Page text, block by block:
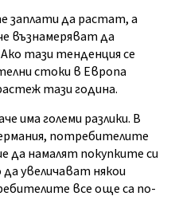
заплати да растат, а
възнамеряват да
тази тенденция се
стоки в Европа
тази година.
има големи разлики. В
потребителите
да намалят покупките си
увеличават някои
все още са по-